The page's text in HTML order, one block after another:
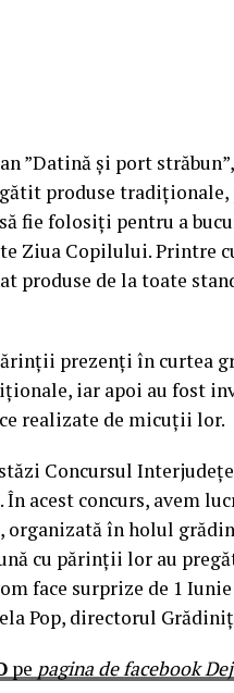
”Datină și port
produse tradiționale,
fie folosiți pentru a
Ziua Copilului. Printre
produse de la toate
prezenți în curtea
iar apoi au fost
realizate de micuții lor.
Concursul
În acest concurs, avem
în holul
cu părinții lor au
face surprize de 1
Pop, directorul
pe pagina de facebook